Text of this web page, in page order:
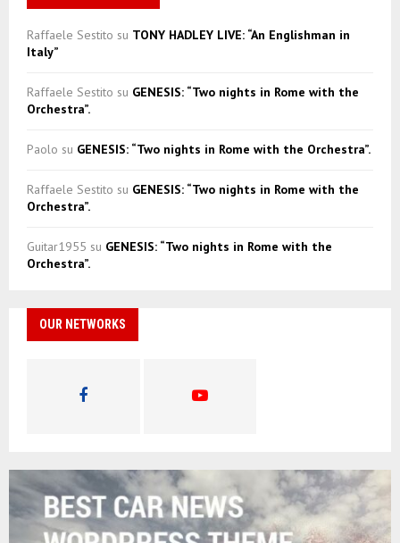
Raffaele Sestito su TONY HADLEY LIVE: “An Englishman in
Italy”
Raffaele Sestito su GENESIS: “Two nights in Rome with the
Orchestra”.
Paolo su GENESIS: “Two nights in Rome with the Orchestra”.
Raffaele Sestito su GENESIS: “Two nights in Rome with the
Orchestra”.
Guitar1955 su GENESIS: “Two nights in Rome with the
Orchestra”.
OUR NETWORKS